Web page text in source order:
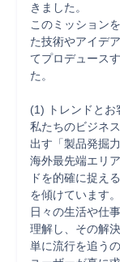
きました。
このミッション
た技術やアイデ
てプロデュース
た。
(1) トレンドとお
私たちのビジネ
出す「製品発掘
海外最先端エリ
ドを的確に捉え
を傾けています。
日々の生活や仕
理解し、その解
単に流行を追う